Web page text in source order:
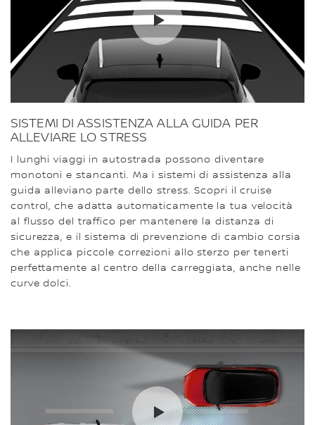
SISTEMI DI ASSISTENZA ALLA GUIDA PER
ALLEVIARE LO STRESS
I lunghi viaggi in autostrada possono diventare
monotoni e stancanti. Ma i sistemi di assistenza alla
guida alleviano parte dello stress. Scopri il cruise
control, che adatta automaticamente la tua velocità
al flusso del traffico per mantenere la distanza di
sicurezza, e il sistema di prevenzione di cambio corsia
che applica piccole correzioni allo sterzo per tenerti
perfettamente al centro della carreggiata, anche nelle
curve dolci.